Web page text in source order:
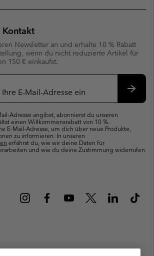
Kontakt
Newsletter an und erhalte 10 % Rabatt
wenn du nicht reduzierte Artikel für
150 € einkaufst.
Adresse angibst, abonnierst du unseren
einen Willkommensrabatt von 10 %.
E-Mail-Adresse, um dich über neue Produkte,
zu informieren. In unseren
erfährst du, wie wir deine Daten für
und wie du deine Zustimmung widerrufen